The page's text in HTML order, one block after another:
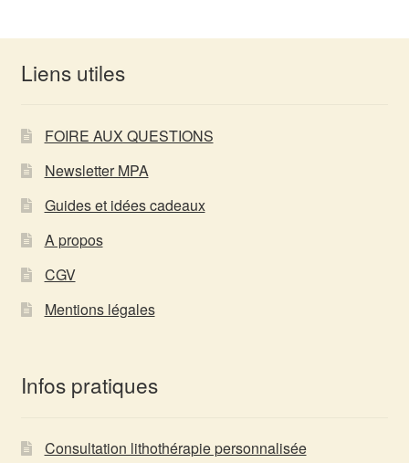
Liens utiles
FOIRE AUX QUESTIONS
Newsletter MPA
Guides et idées cadeaux
A propos
CGV
Mentions légales
Infos pratiques
Consultation lithothérapie personnalisée